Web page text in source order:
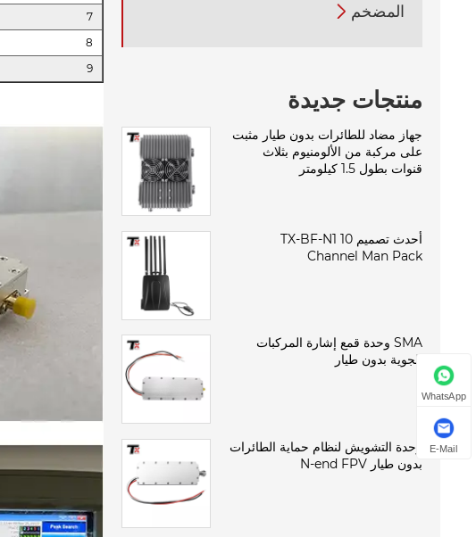
المضخم 
منتجات جديدة
جهاز مضاد للطائرات بدون طيار مثبت
على مركبة من الألومنيوم بثلاث
قنوات بطول 1.5 كيلومتر
أحدث تصميم TX-BF-N1 10
Channel Man Pack
SMA وحدة قمع إشارة المركبات
الجوية بدون طيار
وحدة التشويش لنظام حماية الطائرات
بدون طيار N-end FPV
7
8
9
WhatsApp
E-Mail